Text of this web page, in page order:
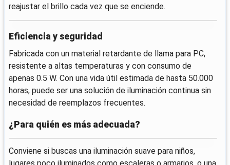
reajustar el brillo cada vez que se enciende.
Eficiencia y seguridad
Fabricada con un material retardante de llama para PC,
resistente a altas temperaturas y con consumo de
apenas 0.5 W. Con una vida útil estimada de hasta 50.000
horas, puede ser una solución de iluminación continua sin
necesidad de reemplazos frecuentes.
¿Para quién es más adecuada?
Conviene si buscas una iluminación suave para niños,
lugares poco iluminados como escaleras o armarios, o una